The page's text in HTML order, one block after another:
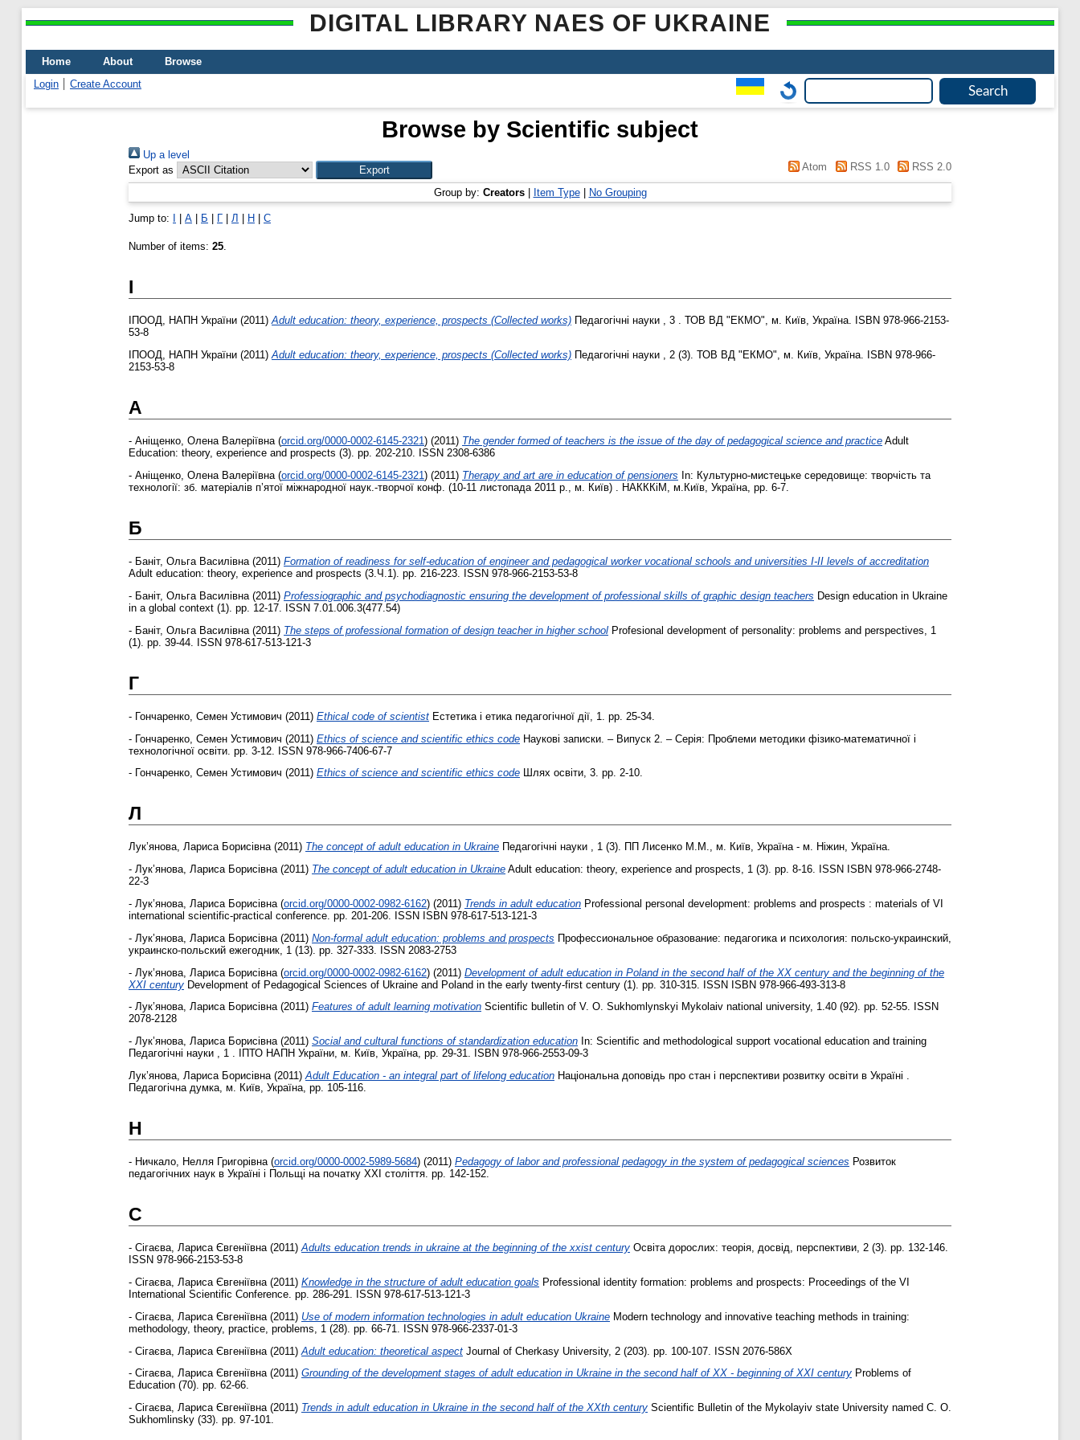
DIGITAL LIBRARY NAES OF UKRAINE
Home About
Browse
Login
Create Account
Browse by Scientific subject
Up a level
Export as
Atom RSS 1.0 RSS 2.0
Group by: Creators| Item Type| No Grouping
Jump to: А Б Г Л Н С
Number of items: 25.
І
ІПООД, НАПН України (2011)Adult education: theory, experience, prospects (Collected works) Педагогічні науки , 3 . ТОВ ВД "ЕКМО", м. Київ, Україна. ISBN 978-966-2153-
53-8
ІПООД, НАПН України (2011)Adult education: theory, experience, prospects (Collected works) Педагогічні науки , 2 (3). ТОВ ВД "ЕКМО", м. Київ, Україна. ISBN 978-966-
2153-53-8
А
- Аніщенко, Олена Валеріївна (orcid.org/0000-0002-6145-2321) (2011) The gender formed of teachers is the issue of the day of pedagogical science and practice Adult
Education: theory, experience and prospects (3). pp. 202-210. ISSN 2308-6386
- Аніщенко, Олена Валеріївна (orcid.org/0000-0002-6145-2321 ) (2011) Therapy and art are in education of pensioners In: Культурно-мистецьке середовище: творчість та
технології: зб. матеріалів п’ятої міжнародної наук.-творчої конф. (10-11 листопада 2011 р., м. Київ) . НАКККіМ, м.Київ, Україна, pp. 6-7.
Б
- Баніт, Ольга Василівна(2011) Formation of readiness for self-education of engineer and pedagogical worker vocational schools and universities I-II levels of accreditation
Adult education: theory, experience and prospects (3.Ч.1). pp. 216-223. ISSN 978-966-2153-53-8
- Баніт, Ольга Василівна (2011) Professiographic and psychodiagnostic ensuring the development of professional skills of graphic design teachers Design education in Ukraine
in a global context (1). pp. 12-17. ISSN 7.01.006.3(477.54)
- Баніт, Ольга Василівна (2011) The steps of professional formation of design teacher in higher school Profesional development of personality: problems and perspectives, 1
(1). pp. 39-44. ISSN 978-617-513-121-3
Г
- Гончаренко, Семен Устимович (2011) Ethical code of scientist Естетика і етика педагогічної дії, 1. pp. 25-34.
- Гончаренко, Семен Устимович (2011) Ethics of science and scientific ethics code Наукові записки. – Випуск 2. – Серія: Проблеми методики фізико-математичної і
технологічної освіти. pp. 3-12. ISSN 978-966-7406-67-7
- Гончаренко, Семен Устимович (2011) Ethics of science and scientific ethics code Шлях освіти, 3. pp. 2-10.
Л
Лук’янова, Лариса Борисівна(2011) The concept of adult education in Ukraine Педагогічні науки , 1 (3). ПП Лисенко М.М., м. Київ, Україна - м. Ніжин, Україна.
- Лук’янова, Лариса Борисівна(2011) The concept of adult education in Ukraine Adult education: theory, experience and prospects, 1 (3). pp. 8-16. ISSN ISBN 978-966-2748-
22-3
- Лук’янова, Лариса Борисівна (orcid.org/0000-0002-0982-6162) (2011) Trends in adult education Professional personal development: problems and prospects : materials of VI
international scientific-practical conference. pp. 201-206. ISSN ISBN 978-617-513-121-3
- Лук’янова, Лариса Борисівна (2011) Non-formal adult education: problems and prospects Профессиональное образование: педагогика и психология: польско-украинский,
украинско-польский ежегодник, 1 (13). pp. 327-333. ISSN 2083-2753
- Лук’янова, Лариса Борисівна (orcid.org/0000-0002-0982-6162) (2011) Development of adult education in Poland in the second half of the XX century and the beginning of the
XXI century Development of Pedagogical Sciences of Ukraine and Poland in the early twenty-first century (1). pp. 310-315. ISSN ISBN 978-966-493-313-8
- Лук’янова, Лариса Борисівна(2011) Features of adult learning motivation Scientific bulletin of V. O. Sukhomlynskyi Mykolaiv national university, 1.40 (92). pp. 52-55. ISSN
2078-2128
- Лук’янова, Лариса Борисівна(2011) Social and cultural functions of standardization education In: Scientific and methodological support vocational education and training
Педагогічні науки , 1 . ІПТО НАПН України, м. Київ, Україна, pp. 29-31. ISBN 978-966-2553-09-3
Лук’янова, Лариса Борисівна(2011)Adult Education - an integral part of lifelong education Національна доповідь про стан і перспективи розвитку освіти в Україні .
Педагогічна думка, м. Київ, Україна, pp. 105-116.
Н
- Ничкало, Нелля Григорівна (orcid.org/0000-0002-5989-5684) (2011) Pedagogy of labor and professional pedagogy in the system of pedagogical sciences Розвиток
педагогічних наук в Україні і Польщі на початку ХХІ століття. pp. 142-152.
С
- Сігаєва, Лариса Євгеніївна(2011)Adults education trends in ukraine at the beginning of the xxist century Освіта дорослих: теорія, досвід, перспективи, 2 (3). pp. 132-146.
ISSN 978-966-2153-53-8
- Сігаєва, Лариса Євгеніївна(2011) Knowledge in the structure of adult education goals Professional identity formation: problems and prospects: Proceedings of the VI
International Scientific Conference. pp. 286-291. ISSN 978-617-513-121-3
- Сігаєва, Лариса Євгеніївна (2011) Use of modern information technologies in adult education Ukraine Modern technology and innovative teaching methods in training:
methodology, theory, practice, problems, 1 (28). pp. 66-71. ISSN 978-966-2337-01-3
- Сігаєва, Лариса Євгеніївна (2011) Adult education: theoretical aspect Journal of Cherkasy University, 2 (203). pp. 100-107. ISSN 2076-586Х
- Сігаєва, Лариса Євгеніївна(2011) Grounding of the development stages of adult education in Ukraine in the second half of XX - beginning of XXI century Problems of
Education (70). pp. 62-66.
- Сігаєва, Лариса Євгеніївна(2011) Trends in adult education in Ukraine in the second half of the XXth century Scientific Bulletin of the Mykolayiv state University named C. O.
Sukhomlinsky (33). pp. 97-101.